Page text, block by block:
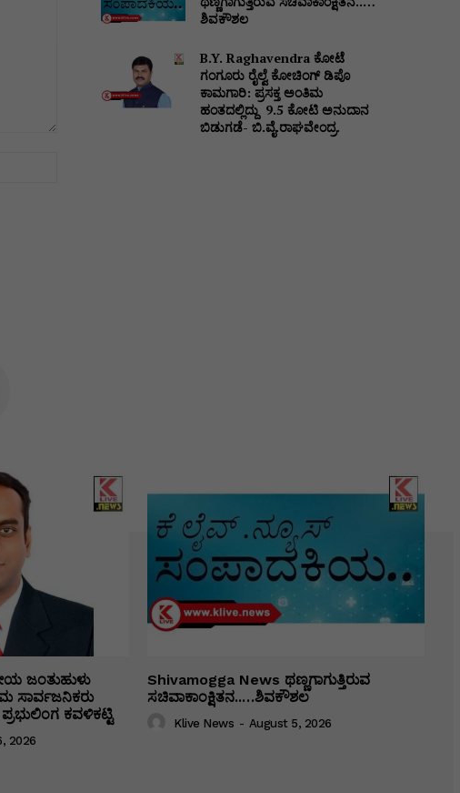
ಶಿವಕೌಶಲ
B.Y. Raghavendra ಕೋಟೆ
ಗಂಗೂರು ರೈಲ್ವೆ ಕೋಚಿಂಗ್ ಡಿಪೊ
ಕಾಮಗಾರಿ: ಪ್ರಸಕ್ತ ಅಂತಿಮ
ಹಂತದಲ್ಲಿದ್ದು ₹ 9.5 ಕೋಟಿ ಅನುದಾನ
ಬಿಡುಗಡೆ- ಬಿ.ವೈ.ರಾಘವೇಂದ್ರ.
ಜಂತುಹುಳು
ಸಾರ್ವಜನಿಕರು
ಕವಳಿಕಟ್ಟಿ
2026
Shivamogga News ಥಣ್ಣಗಾಗುತ್ತಿರುವ
ಸಚಿವಾಕಾಂಕ್ಷಿತನ..…ಶಿವಕೌಶಲ
Klive News - August 5, 2026